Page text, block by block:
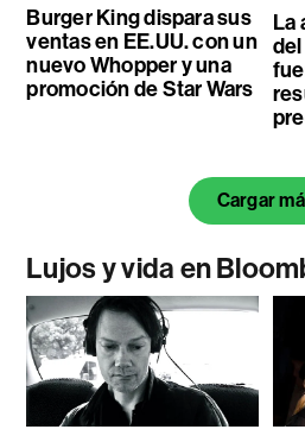
Burger King dispara sus
ventas en EE.UU. con un
nuevo Whopper y una
promoción de Star Wars
La
Cargar
Lujos y vida en